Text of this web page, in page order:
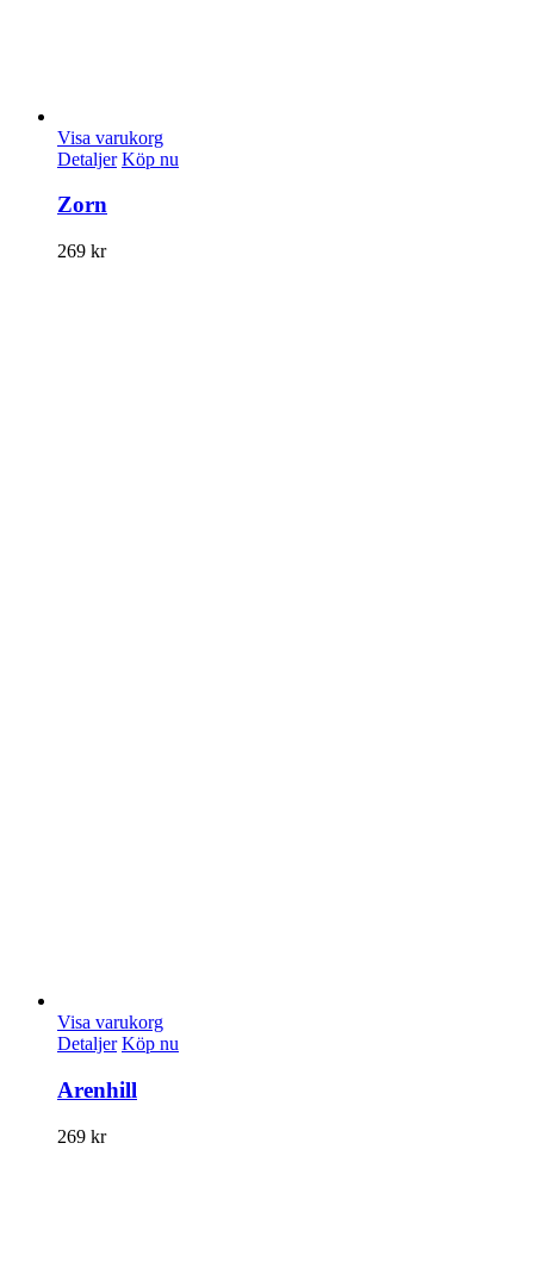
Visa varukorg
Detaljer Köp nu
Zorn
269 kr
Visa varukorg
Detaljer Köp nu
Arenhill
269 kr